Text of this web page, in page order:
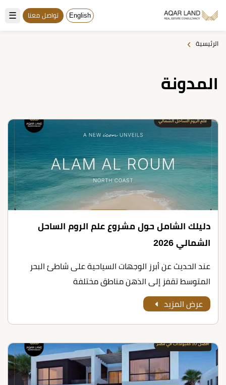
☰ English تواصل معنا
الرئيسية ›
المدونة
دليلك الشامل حول مشروع علم الروم الساحل
الشمالي 2026
عند الحديث عن أبرز الوجهات السياحية على شاطئ البحر
المتوسط تقفز إلى الذهن مناطق مختلفة
عرض المزيد